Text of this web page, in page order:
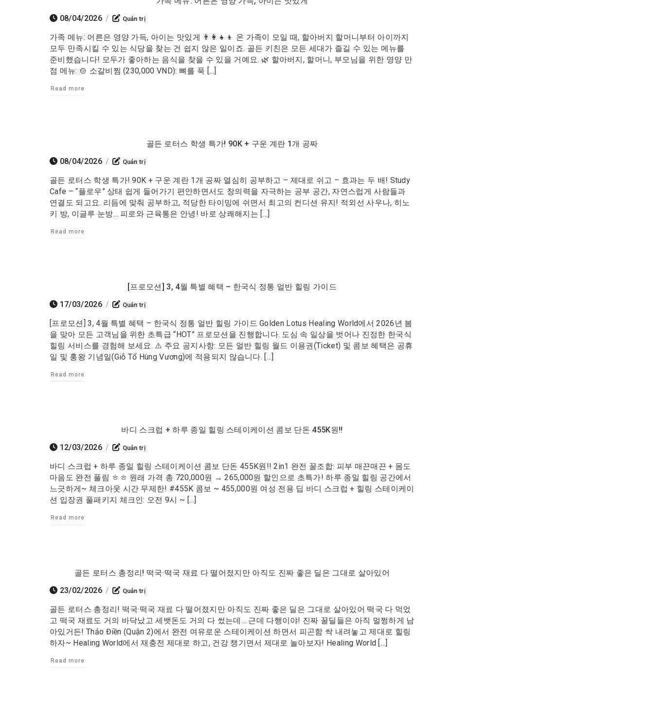
08/04/2026 / Quản trị
가족 메뉴: 어른은 영양 가득, 아이는 맛있게 👨‍👩‍👧‍👦 온 가족이 모일 때, 할아버지 할머니부터 아이까지
모두 만족시킬 수 있는 식당을 찾는 건 쉽지 않은 일이죠. 골든 키친은 모든 세대가 즐길 수 있는 메뉴를
준비했습니다! 모두가 좋아하는 음식을 찾을 수 있을 거예요. 🌿 할아버지, 할머니, 부모님을 위한 영양 만
점 메뉴: 🍲 소갈비찜 (230,000 VND): 뼈를 푹 […]
Read more
골든 로터스 학생 특가! 90K + 구운 계란 1개 공짜
08/04/2026 / Quản trị
골든 로터스 학생 특가! 90K + 구운 계란 1개 공짜 열심히 공부하고 – 제대로 쉬고 – 효과는 두 배! Study
Cafe – “플로우” 상태 쉽게 들어가기 편안하면서도 창의력을 자극하는 공부 공간, 자연스럽게 사람들과
연결도 되고요. 리듬에 맞춰 공부하고, 적당한 타이밍에 쉬면서 최고의 컨디션 유지! 적외선 사우나, 히노
키 방, 이글루 눈방… 피로와 근육통은 안녕! 바로 상쾌해지는 […]
Read more
[프로모션] 3, 4월 특별 혜택 – 한국식 정통 얼반 힐링 가이드
17/03/2026 / Quản trị
[프로모션] 3, 4월 특별 혜택 – 한국식 정통 얼반 힐링 가이드 Golden Lotus Healing World에서 2026년 봄
을 맞아 모든 고객님을 위한 초특급 “HOT” 프로모션을 진행합니다. 도심 속 일상을 벗어나 진정한 한국식
힐링 서비스를 경험해 보세요. ⚠️ 주요 공지사항: 모든 얼반 힐링 월드 이용권(Ticket) 및 콤보 혜택은 공휴
일 및 훙왕 기념일(Giỗ Tổ Hùng Vương)에 적용되지 않습니다. […]
Read more
바디 스크럽 + 하루 종일 힐링 스테이케이션 콤보 단돈 455K원!!
12/03/2026 / Quản trị
바디 스크럽 + 하루 종일 힐링 스테이케이션 콤보 단돈 455K원!! 2in1 완전 꿀조합: 피부 매끈매끈 + 몸도
마음도 완전 풀림 ㅎㅎ 원래 가격 총 720,000원 → 265,000원 할인으로 초특가! 하루 종일 힐링 공간에서
느긋하게~ 체크아웃 시간 무제한! #455K 콤보 ~ 455,000원 여성 전용 딥 바디 스크럽 + 힐링 스테이케이
션 입장권 풀패키지 체크인: 오전 9시 ~ […]
Read more
골든 로터스 총정리! 떡국·떡국 재료 다 떨어졌지만 아직도 진짜 좋은 딜은 그대로 살아있어
23/02/2026 / Quản trị
골든 로터스 총정리! 떡국·떡국 재료 다 떨어졌지만 아직도 진짜 좋은 딜은 그대로 살아있어 떡국 다 먹었
고 떡국 재료도 거의 바닥났고 세뱃돈도 거의 다 썼는데… 근데 다행이야! 진짜 꿀딜들은 아직 멀쩡하게 남
아있거든! Thảo Điền (Quận 2)에서 완전 여유로운 스테이케이션 하면서 피곤함 싹 내려놓고 제대로 힐링
하자~ Healing World에서 재충전 제대로 하고, 건강 챙기면서 제대로 놀아보자! Healing World […]
Read more